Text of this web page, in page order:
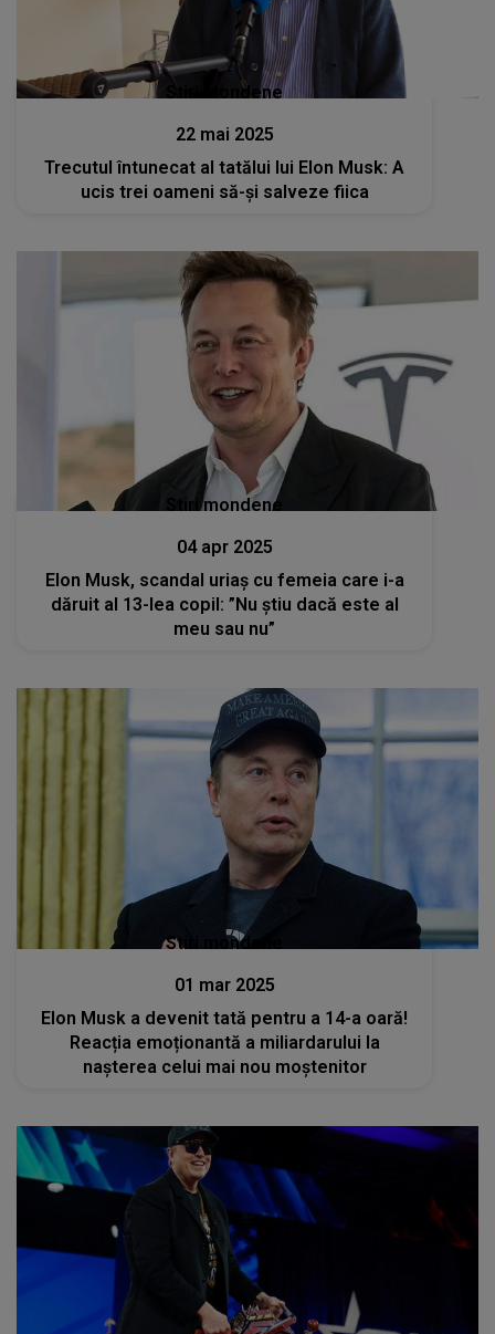
Stiri mondene
22 mai 2025
Trecutul întunecat al tatălui lui Elon Musk: A
ucis trei oameni să-și salveze fiica
Stiri mondene
04 apr 2025
Elon Musk, scandal uriaș cu femeia care i-a
dăruit al 13-lea copil: ”Nu știu dacă este al
meu sau nu”
Stiri mondene
01 mar 2025
Elon Musk a devenit tată pentru a 14-a oară!
Reacția emoționantă a miliardarului la
nașterea celui mai nou moștenitor